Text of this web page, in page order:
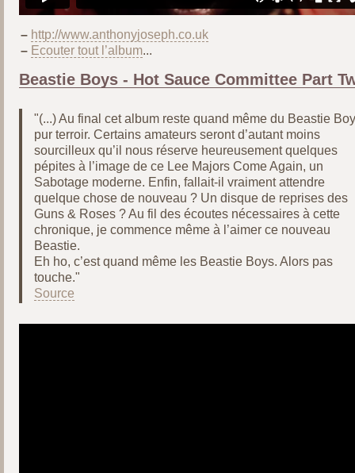
– http://www.anthonyjoseph.co.uk
– Ecouter tout l’album...
Beastie Boys - Hot Sauce Committee Part
"(...) Au final cet album reste quand même du Beastie
pur terroir. Certains amateurs seront d’autant moins
sourcilleux qu’il nous réserve heureusement quelques
pépites à l’image de ce Lee Majors Come Again, un
Sabotage moderne. Enfin, fallait-il vraiment attendre
quelque chose de nouveau ? Un disque de reprises des
Guns & Roses ? Au fil des écoutes nécessaires à cette
chronique, je commence même à l’aimer ce nouveau
Beastie.
Eh ho, c’est quand même les Beastie Boys. Alors pas
touche."
Source